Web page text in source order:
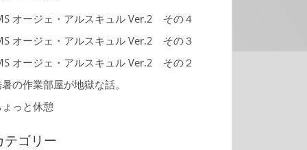
オージェ・アルスキュル Ver.2 その４
オージェ・アルスキュル Ver.2 その３
オージェ・アルスキュル Ver.2 その２
の作業部屋が地獄な話。
ょっと休憩
テゴリー